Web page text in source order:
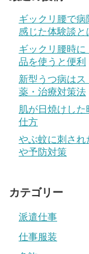
ギックリ腰で
感じた体験談と
ギックリ腰時
品を使うと便利
新型うつ病は
薬・治療対策法
肌が日焼けし
仕方
やぶ蚊に刺さ
や予防対策
カテゴリー
派遣仕事
仕事服装